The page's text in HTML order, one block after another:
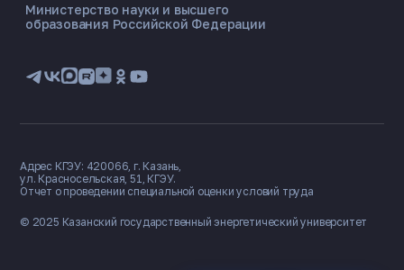
📋 Приёмная комиссия
🏠 Общежитие
Министерство науки и высшего
образования Российской Федерации
© 2025 Казанский государственный энергетический университет
Адрес КГЭУ: 420066, г. Казань,
ул. Красносельская, 51, КГЭУ.
Отчет о проведении специальной оценки условий труда